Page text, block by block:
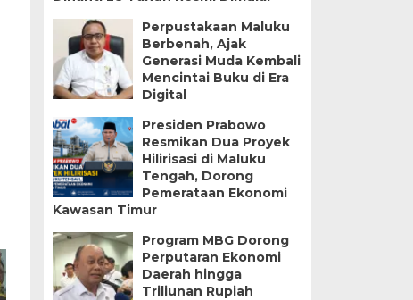
Perpustakaan Maluku
Berbenah, Ajak
Generasi Muda Kembali
Mencintai Buku di Era
Digital
Presiden Prabowo
Resmikan Dua Proyek
Hilirisasi di Maluku
Tengah, Dorong
Pemerataan Ekonomi
Kawasan Timur
Program MBG Dorong
Perputaran Ekonomi
Daerah hingga
Triliunan Rupiah